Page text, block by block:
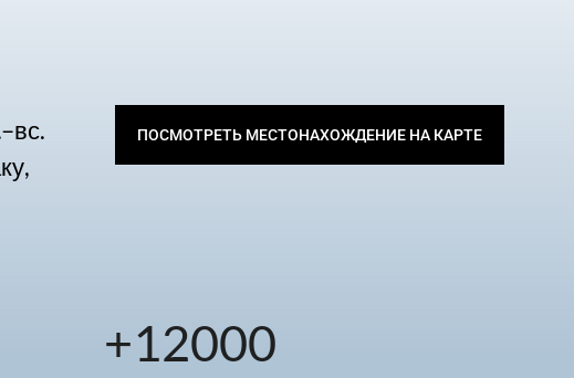
ПОСМОТРЕТЬ МЕСТОНАХОЖДЕНИЕ НА КАРТЕ
+12000